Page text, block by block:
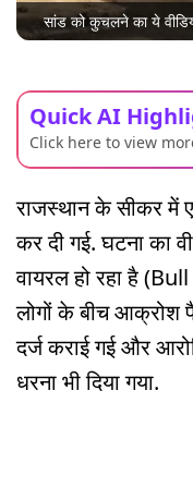
सांड को कुचलने का ये
Quick AI
Click here to view
राजस्थान के सीकर में
कर दी गई. घटना का
वायरल हो रहा है
लोगों के बीच आक्रोश
दर्ज कराई गई और
धरना भी दिया गया.